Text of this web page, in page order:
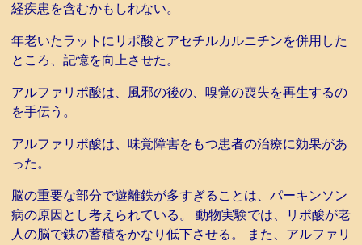
経疾患を含むかもしれない。
年老いたラットにリポ酸とアセチルカルニチンを併用した
ところ、記憶を向上させた。
アルファリポ酸は、風邪の後の、嗅覚の喪失を再生するの
を手伝う。
アルファリポ酸は、味覚障害をもつ患者の治療に効果があ
った。
脳の重要な部分で遊離鉄が多すぎることは、パーキンソン
病の原因とし考えられている。 動物実験では、リポ酸が老
人の脳で鉄の蓄積をかなり低下させる。 また、アルファリ